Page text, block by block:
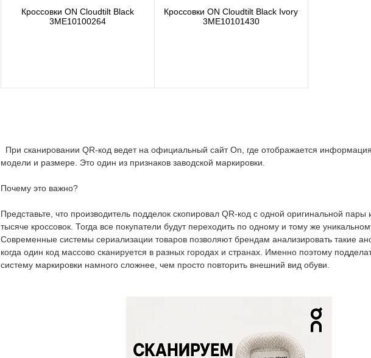
Кроссовки ON Cloudtilt Black
3ME10100264
Кроссовки ON Cloudtilt Black Ivory
3ME10101430
При сканировании QR-код ведет на официальный сайт On, где отображается
модели и размере. Это один из признаков заводской маркировки.
Почему это важно?
Представьте, что производитель подделок скопировал QR-код с одной оригинальной пары
тысяче кроссовок. Тогда все покупатели будут переходить по одному и тому же
Современные системы сериализации товаров позволяют брендам анализировать такие
когда один код массово сканируется в разных городах и странах. Именно поэтому
систему маркировки намного сложнее, чем просто повторить внешний вид обуви.